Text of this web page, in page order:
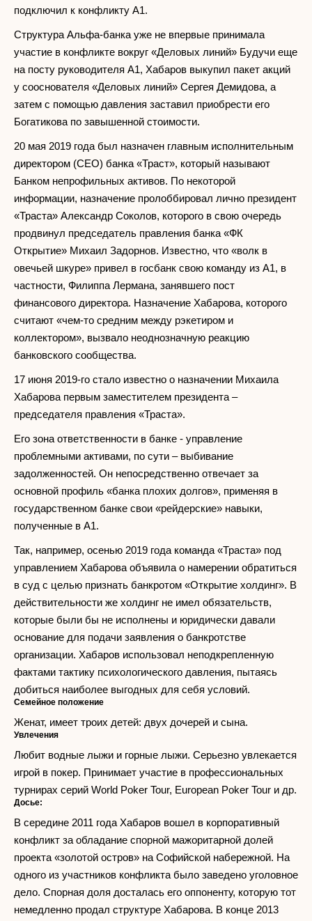
подключил к конфликту А1.
Структура Альфа-банка уже не впервые принимала
участие в конфликте вокруг «Деловых линий» Будучи еще
на посту руководителя А1, Хабаров выкупил пакет акций
у сооснователя «Деловых линий» Сергея Демидова, а
затем с помощью давления заставил приобрести его
Богатикова по завышенной стоимости.
20 мая 2019 года был назначен главным исполнительным
директором (CEO) банка «Траст», который называют
Банком непрофильных активов. По некоторой
информации, назначение пролоббировал лично президент
«Траста» Александр Соколов, которого в свою очередь
продвинул председатель правления банка «ФК
Открытие» Михаил Задорнов. Известно, что «волк в
овечьей шкуре» привел в госбанк свою команду из А1, в
частности, Филиппа Лермана, занявшего пост
финансового директора. Назначение Хабарова, которого
считают «чем-то средним между рэкетиром и
коллектором», вызвало неоднозначную реакцию
банковского сообщества.
17 июня 2019-го стало известно о назначении Михаила
Хабарова первым заместителем президента –
председателя правления «Траста».
Его зона ответственности в банке - управление
проблемными активами, по сути – выбивание
задолженностей. Он непосредственно отвечает за
основной профиль «банка плохих долгов», применяя в
государственном банке свои «рейдерские» навыки,
полученные в А1.
Так, например, осенью 2019 года команда «Траста» под
управлением Хабарова объявила о намерении обратиться
в суд с целью признать банкротом «Открытие холдинг». В
действительности же холдинг не имел обязательств,
которые были бы не исполнены и юридически давали
основание для подачи заявления о банкротстве
организации. Хабаров использовал неподкрепленную
фактами тактику психологического давления, пытаясь
добиться наиболее выгодных для себя условий.
Семейное положение
Женат, имеет троих детей: двух дочерей и сына.
Увлечения
Любит водные лыжи и горные лыжи. Серьезно увлекается
игрой в покер. Принимает участие в профессиональных
турнирах серий World Poker Tour, European Poker Tour и др.
Досье:
В середине 2011 года Хабаров вошел в корпоративный
конфликт за обладание спорной мажоритарной долей
проекта «золотой остров» на Софийской набережной. На
одного из участников конфликта было заведено уголовное
дело. Спорная доля досталась его оппоненту, которую тот
немедленно продал структуре Хабарова. В конце 2013